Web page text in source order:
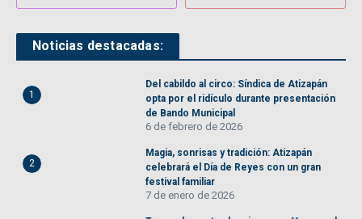
Noticias destacadas:
1
Del cabildo al circo: Síndica de Atizapán
opta por el ridículo durante presentación
de Bando Municipal
6 de febrero de 2026
2
Magia, sonrisas y tradición: Atizapán
celebrará el Día de Reyes con un gran
festival familiar
7 de enero de 2026